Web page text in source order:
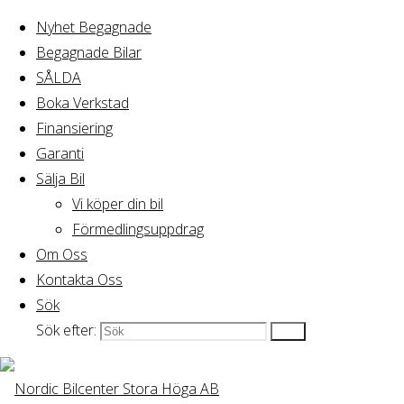
Nyhet Begagnade
Begagnade Bilar
SÅLDA
Boka Verkstad
Finansiering
Garanti
Sälja Bil
Vi köper din bil
Förmedlingsuppdrag
Om Oss
Kontakta Oss
Sök
Sök efter:
Hem SÅLDA
Bmw X4 xDrive 2.0D,